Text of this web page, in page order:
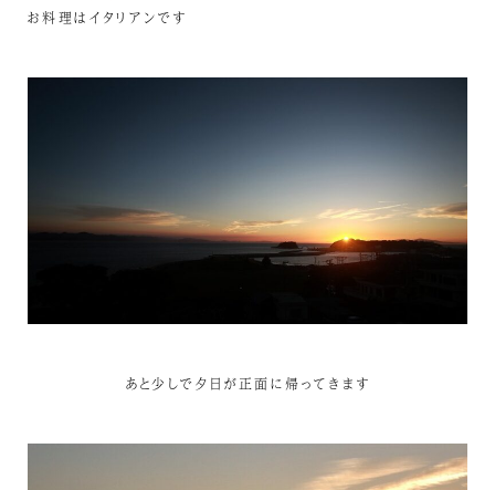
お料理はイタリアンです
あと少しで夕日が正面に帰ってきます